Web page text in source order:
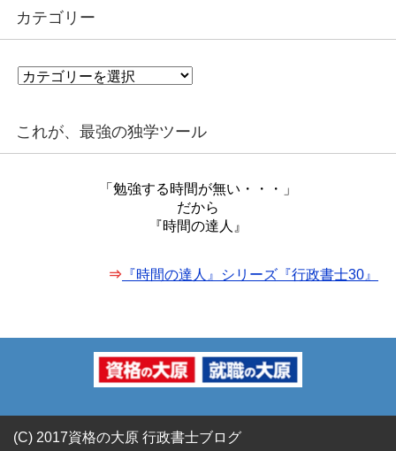
カテゴリー
カ
リ
これが、最強の独学ツール
「勉強する時間が無い・・・」
だから
『時間の達人』
⇒ 『時間の達人』シリーズ『行政書士30』
(C) 2017資格の大原 行政書士ブログ